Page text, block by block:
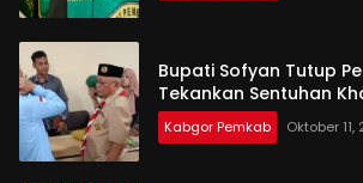
Bupati Sofyan Tutup
Tekankan Sentuhan
Kabgor Pemkab Oktober 11,